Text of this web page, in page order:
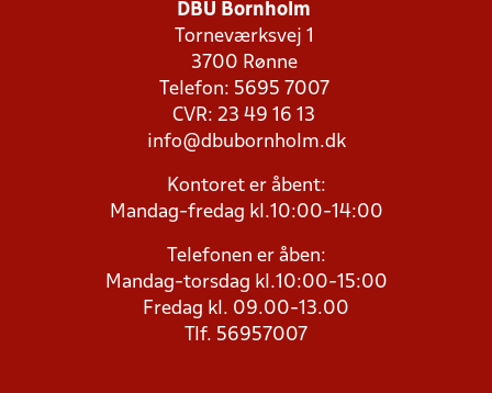
DBU Bornholm
Torneværksvej 1
3700 Rønne
Telefon: 5695 7007
CVR: 23 49 16 13
info@dbubornholm.dk
Kontoret er åbent:
Mandag-fredag kl.10:00-14:00
Telefonen er åben:
Mandag-torsdag kl.10:00-15:00
Fredag kl. 09.00-13.00
Tlf. 56957007